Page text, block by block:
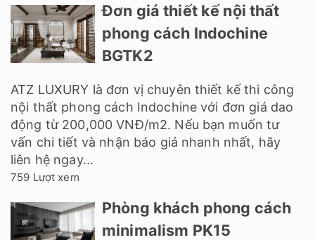
Đơn giá thiết kế nội thất
phong cách Indochine
BGTK2
ATZ LUXURY là đơn vị chuyên thiết kế thi công
nội thất phong cách Indochine với đơn giá dao
động từ 200,000 VNĐ/m2. Nếu bạn muốn tư
vấn chi tiết và nhận báo giá nhanh nhất, hãy
liên hệ ngay...
759 Lượt xem
Phòng khách phong cách
minimalism PK15